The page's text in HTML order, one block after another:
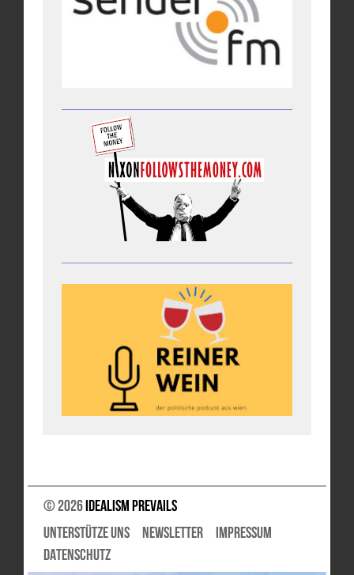
© 2026Idealism Prevails
UNTERSTÜTZE UNS
NEWSLETTER
IMPRESSUM
DATENSCHUTZ